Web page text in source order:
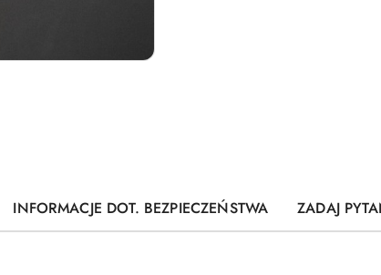
INFORMACJE DOT. BEZPIECZEŃSTWA ZADAJ